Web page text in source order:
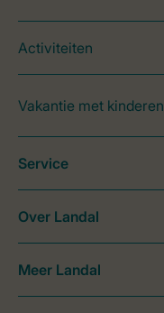
Activiteiten
Vakantie met kinderen
Service
Over Landal
Meer Landal